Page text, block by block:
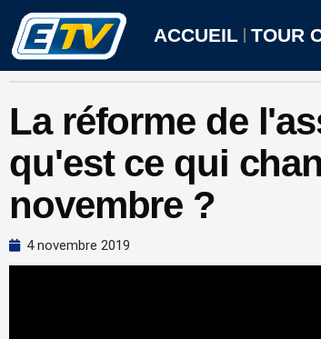
Aller
contenu
ACCUEIL TOUR
La réforme de
qu'est ce qui
novembre ?
4 novembre 2019